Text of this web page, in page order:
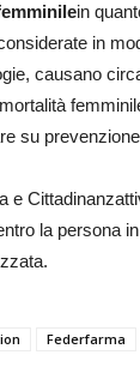
in
in
causano
su
e
la persona
Federfarma